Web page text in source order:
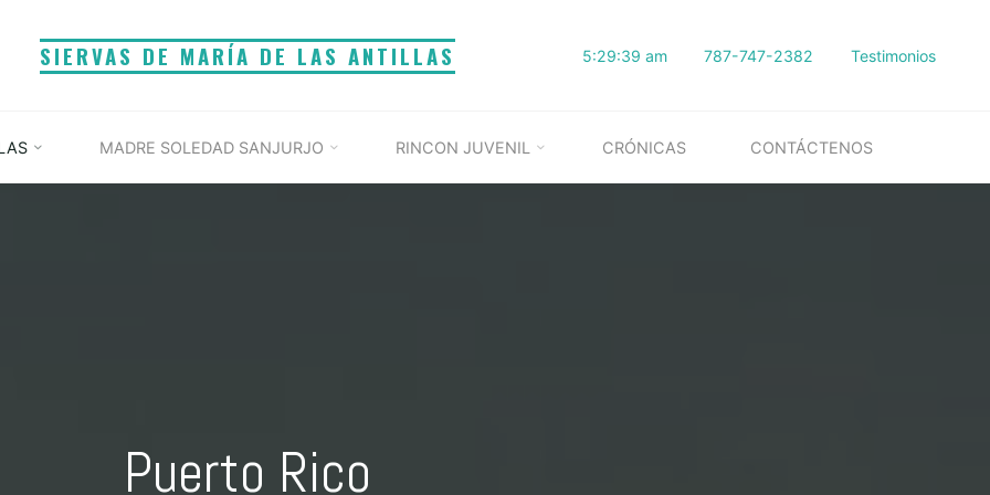
SIERVAS DE MARÍA DE LAS ANTILLAS 5:29:40 am 787-747-2382 Testimonios
MADRE SOLEDAD SANJURJO RINCON JUVENIL CRÓNICAS CONTÁCTENOS
Puerto Rico